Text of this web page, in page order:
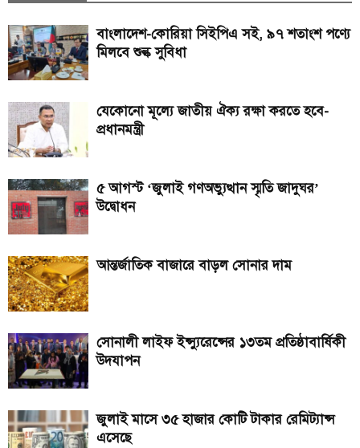
বাংলাদেশ-কোরিয়া সিইপিএ সই, ৯৭ শতাংশ পণ্যে
মিলবে শুল্ক সুবিধা
যেকোনো মূল্যে জাতীয় ঐক্য রক্ষা করতে হবে-
প্রধানমন্ত্রী
৫ আগস্ট ‘জুলাই গণঅভ্যুত্থান স্মৃতি জাদুঘর’
উদ্বোধন
আন্তর্জাতিক বাজারে বাড়ল সোনার দাম
সোনালী লাইফ ইন্স্যুরেন্সের ১৩তম প্রতিষ্ঠাবার্ষিকী
উদযাপন
জুলাই মাসে ৩৫ হাজার কোটি টাকার রেমিট্যান্স
এসেছে